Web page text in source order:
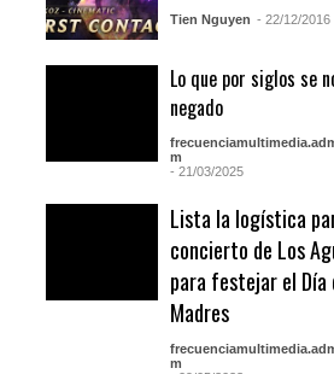
Tien Nguyen - 22/12/2016
Lo que por siglos se
negado
m
- 21/03/2025
Lista la logística
concierto de Los
para festejar el Día
Madres
m